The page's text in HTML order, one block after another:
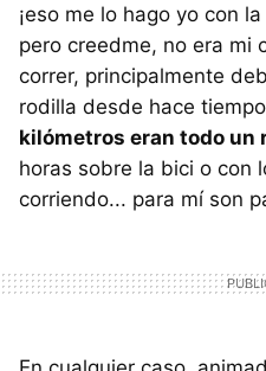
¡eso me lo hago yo con
pero creedme, no era mi
correr, principalmente
rodilla desde hace
kilómetros eran todo un
horas sobre la bici o con
corriendo... para mí son